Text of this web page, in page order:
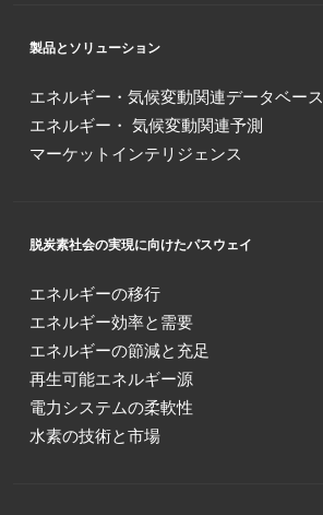
製品とソリューション
エネルギー・気候変動関連データベース
エネルギー・ 気候変動関連予測
マーケットインテリジェンス
脱炭素社会の実現に向けたパスウェイ
エネルギーの移行
エネルギー効率と需要
エネルギーの節減と充足
再生可能エネルギー源
電力システムの柔軟性
水素の技術と市場